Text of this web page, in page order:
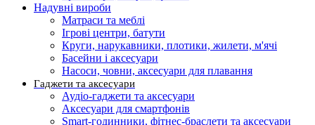
Надувні вироби
Матраси та меблі
Ігрові центри, батути
Круги, нарукавники, плотики, жилети, м'ячі
Басейни і аксесуари
Насоси, човни, аксесуари для плавання
Гаджети та аксесуари
Аудіо-гаджети та аксесуари
Аксесуари для смартфонів
Smart-годинники, фітнес-браслети та аксесуари